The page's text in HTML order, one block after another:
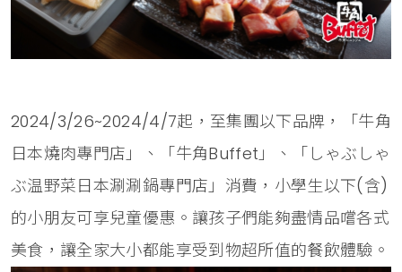
2024/3/26~2024/4/7起，至集團以下品牌，「牛角
日本燒肉專門店」、「牛角Buffet」、「しゃぶしゃ
ぶ温野菜日本涮涮鍋專門店」消費，小學生以下(含)
的小朋友可享兒童優惠。讓孩子們能夠盡情品嚐各式
美食，讓全家大小都能享受到物超所值的餐飲體驗。